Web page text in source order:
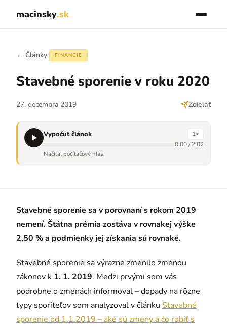
macinsky.sk
← Články/ FINANCIE
Stavebné sporenie v roku 2020
27. decembra 2019 Zdieľať
Vypočuť článok 1×
0:00/2:02
Načítal počítačový hlas.
Stavebné sporenie sa v porovnaní s rokom 2019
nemení. Štátna prémia zostáva v rovnakej výške
2,50 % a podmienky jej získania sú rovnaké.
Stavebné sporenie sa výrazne zmenilo zmenou
zákonov k 1. 1. 2019. Medzi prvými som vás
podrobne o zmenách informoval – dopady na rôzne
typy sporiteľov som analyzoval v článku Stavebné
sporenie od 1.1.2019 – aké sú zmeny a čo robiť s